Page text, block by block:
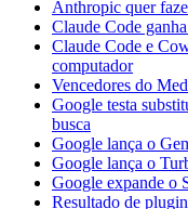
Anthropic quer
Claude Code
Claude Code e
computador
Vencedores do
Google testa
busca
Google lança o
Google lança o
Google expande o
Resultado de